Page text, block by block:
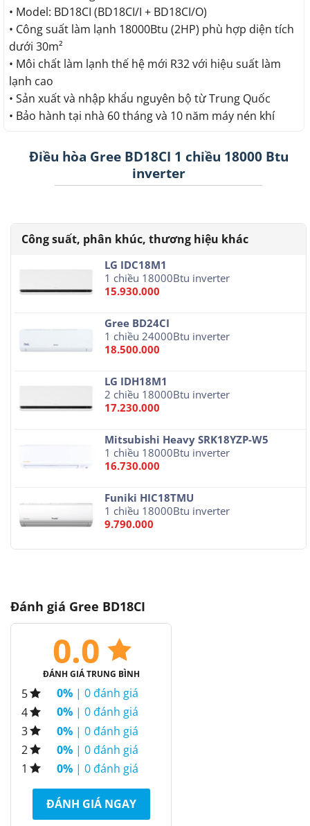
• Model: BD18CI (BD18CI/I + BD18CI/O)
• Công suất làm lạnh 18000Btu (2HP) phù hợp diện tích
dưới 30m²
• Môi chất làm lạnh thế hệ mới R32 với hiệu suất làm
lạnh cao
• Sản xuất và nhập khẩu nguyên bộ từ Trung Quốc
• Bảo hành tại nhà 60 tháng và 10 năm máy nén khí
Điều hòa Gree BD18CI 1 chiều 18000 Btu
inverter
LG IDC18M1
1 chiều 18000Btu inverter
15.930.000
Gree BD24CI
1 chiều 24000Btu inverter
18.500.000
LG IDH18M1
2 chiều 18000Btu inverter
17.230.000
Mitsubishi Heavy SRK18YZP-W5
1 chiều 18000Btu inverter
16.730.000
Funiki HIC18TMU
1 chiều 18000Btu inverter
9.790.000
Đánh giá Gree BD18CI
0.0
ĐÁNH GIÁ TRUNG BÌNH
5 0% | 0 đánh giá
4
0% | 0 đánh giá
3
0% | 0 đánh giá
2
0% | 0 đánh giá
1
0% | 0 đánh giá
ĐÁNH GIÁ NGAY